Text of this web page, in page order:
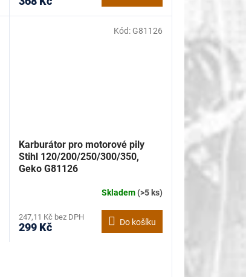
Karburátor pro motorové pily
Stihl 120/200/250/300/350,
Geko G81126
Skladem(>5 ks)
247,11 Kč bez DPH
299 Kč Do košíku
Kód: G81126